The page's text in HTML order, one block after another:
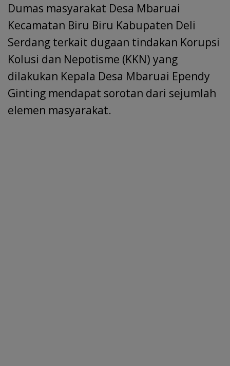
o
k
p
p
n m s
Dumas masyarakat Desa Mbaruai
Kecamatan Biru Biru Kabupaten Deli
Serdang terkait dugaan tindakan Korupsi
Kolusi dan Nepotisme (KKN) yang
dilakukan Kepala Desa Mbaruai Ependy
Ginting mendapat sorotan dari sejumlah
elemen masyarakat.